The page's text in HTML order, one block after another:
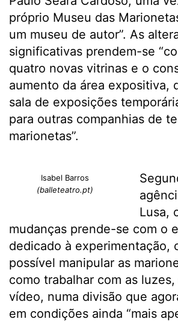
próprio Museu das
um museu de autor”. As
significativas prendem-se
quatro novas vitrinas e o
aumento da área expositiva,
sala de exposições
para outras companhias de
marionetas”.
Isabel Barros
(balleteatro.pt)
Lusa,
mudanças prende-se com o
dedicado à experimentação,
possível manipular as
como trabalhar com as
vídeo, numa divisão que
em condições ainda “mais